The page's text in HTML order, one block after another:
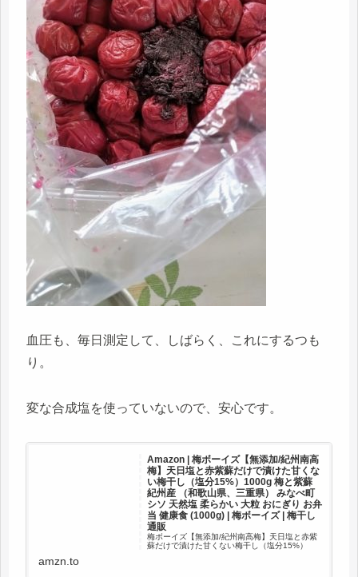
血圧も、毎日測定して、しばらく、これにするつも
り。
変な合成塩を使っていないので、安心です。
Amazon | 梅ボーイズ【無添加/紀州南高
梅】天日塩と赤紫蘇だけで漬けた甘くな
い梅干し（塩分15%）1000g 梅と紫蘇
紀州産 （和歌山県、三重県） みなべ町
シソ 天然塩 柔らかい 大粒 おにぎり お弁
当 健康食 (1000g) | 梅ボーイズ | 梅干し
通販
梅ボーイズ【無添加/紀州南高梅】天日塩と赤紫
蘇だけで漬けた甘くない梅干し（塩分15%）
amzn.to